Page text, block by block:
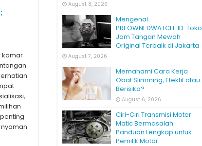
kamar
August 8, 2026
Mengenal
PREOWNEDWATCH-ID: Toko
Jam Tangan Mewah
Original Terbaik di Jakarta
August 7, 2026
Memahami Cara Kerja
Obat Slimming, Efektif atau
Berisiko?
August 6, 2026
Ciri-Ciri Transmisi Motor
Matic Bermasalah:
Panduan Lengkap untuk
Pemilik Motor